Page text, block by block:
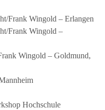
Frank Wingold – Erlangen
Frank Wingold –
Wingold – Goldmund,
Hochschule